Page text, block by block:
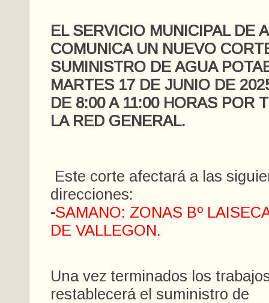
EL SERVICIO MUNICIPAL DE
COMUNICA UN NUEVO
SUMINISTRO DE AGUA
MARTES 17 DE JUNIO DE
DE 8:00 A 11:00 HORAS POR
LA RED GENERAL.
Este corte afectará a las
direcciones:
-SAMANO: ZONAS Bº
DE VALLEGON.
Una vez terminados los
restablecerá el suministro de